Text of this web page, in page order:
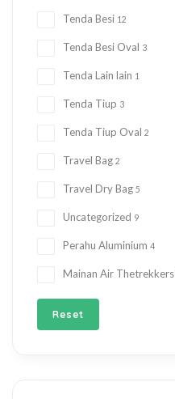
Tenda Besi 12
Tenda Besi Oval 3
Tenda Lain lain 1
Tenda Tiup 3
Tenda Tiup Oval 2
Travel Bag 2
Travel Dry Bag 5
Uncategorized 9
Perahu Aluminium 4
Mainan Air Thetrekkers
Reset